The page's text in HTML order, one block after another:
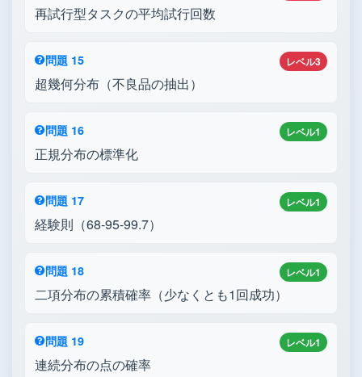
再試行型タスクの平均試行回数
レベル3
問題 15
超幾何分布（不良品の抽出）
レベル1
問題 16
正規分布の標準化
レベル1
問題 17
経験則（68-95-99.7）
レベル1
問題 18
二項分布の累積確率（少なくとも1回成功）
レベル1
問題 19
連続分布の点の確率